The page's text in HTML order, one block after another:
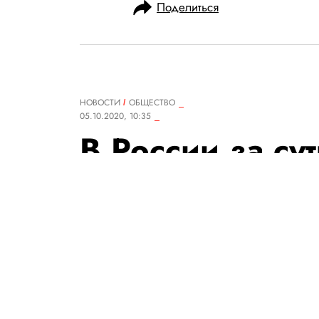
Поделиться
НОВОСТИ
ОБЩЕСТВО
05.10.2020, 10:35
В России за